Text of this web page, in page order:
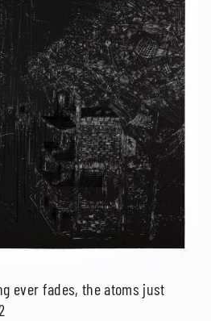
ever fades, the atoms just